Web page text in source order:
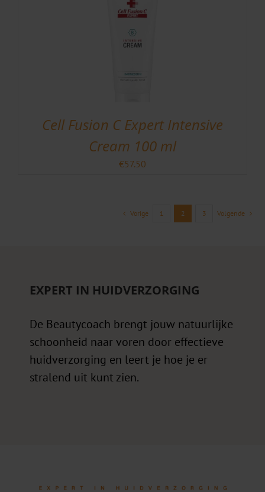
Cell Fusion C Expert Intensive
Cream 100 ml
€57.50
Vorige 1 2 3 Volgende
EXPERT IN HUIDVERZORGING
De Beautycoach brengt jouw natuurlijke
schoonheid naar voren door effectieve
huidverzorging en leert je hoe je er
stralend uit kunt zien.